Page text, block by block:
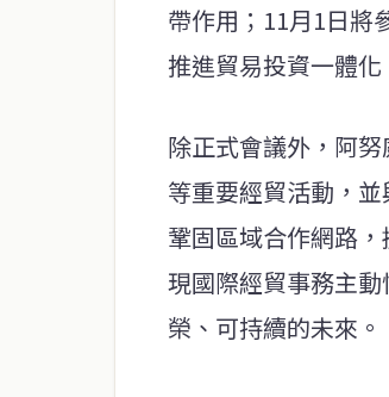
帶作用；11月1日將
推進貿易投資一體
除正式會議外，阿
等重要經貿活動，
鞏固區域合作網路
現國際經貿事務主
榮、可持續的未來。